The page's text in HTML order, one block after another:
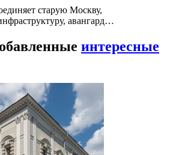
старую Москву,
авангард…
интересные